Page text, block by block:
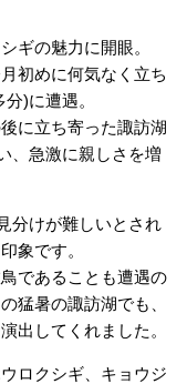
ギの魅力に開眼。
初めに何気なく立ち
)に遭遇。
に立ち寄った諏訪湖
、急激に親しさを増
分けが難しいとされ
象です。
であることも遭遇の
猛暑の諏訪湖でも、
出してくれました。
ロクシギ、キョウジ